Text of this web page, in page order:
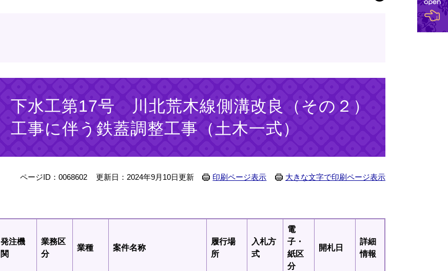
下水工第17号 川北荒木線側溝改良（その２）
工事に伴う鉄蓋調整工事（土木一式）
ページID：0068602 更新日：2024年9月10日更新 印刷ページ表示 大きな文字で印刷ページ表示
発注機
関
業務区
分
業種 案件名称
履行場
所
入札方
式
電
子・
紙区
分
開札日
詳細
情報